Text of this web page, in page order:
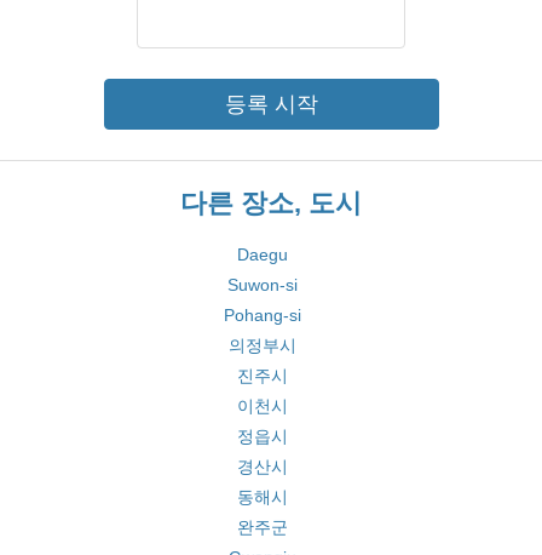
등록 시작
다른 장소, 도시
Daegu
Suwon-si
Pohang-si
의정부시
진주시
이천시
정읍시
경산시
동해시
완주군